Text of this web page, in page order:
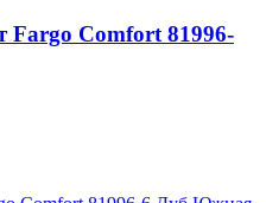
Fargo Comfort 81996-